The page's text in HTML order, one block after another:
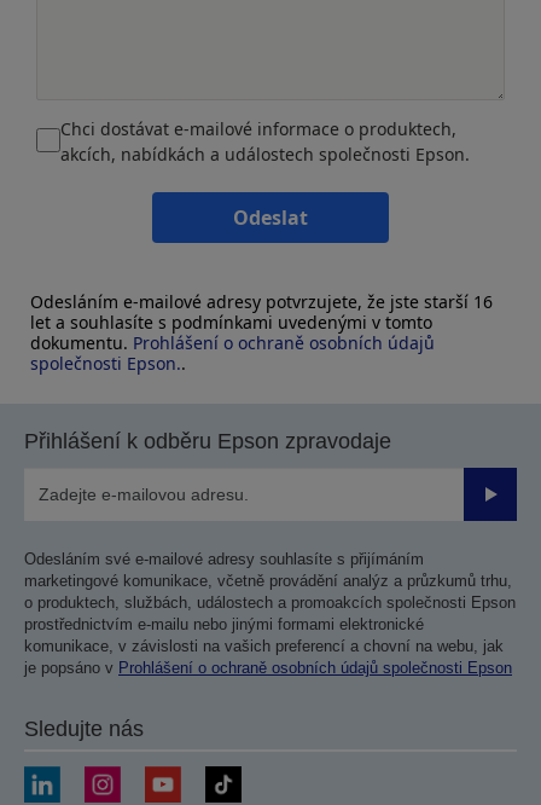
Chci dostávat e-mailové informace o produktech,
akcích, nabídkách a událostech společnosti Epson.
Odeslat
Odesláním e-mailové adresy potvrzujete, že jste starší 16
let a souhlasíte s podmínkami uvedenými v tomto
dokumentu. Prohlášení o ochraně osobních údajů
společnosti Epson..
Přihlášení k odběru Epson zpravodaje
Odesláním své e-mailové adresy souhlasíte s přijímáním
marketingové komunikace, včetně provádění analýz a průzkumů trhu,
o produktech, službách, událostech a promoakcích společnosti Epson
prostřednictvím e-mailu nebo jinými formami elektronické
komunikace, v závislosti na vašich preferencí a chovní na webu, jak
je popsáno v Prohlášení o ochraně osobních údajů společnosti Epson
Sledujte nás